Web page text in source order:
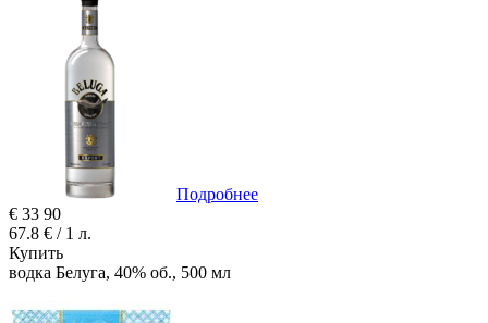
Подробнее
€ 33 90
67.8 € / 1 л.
Купить
водка Белуга, 40% об., 500 мл